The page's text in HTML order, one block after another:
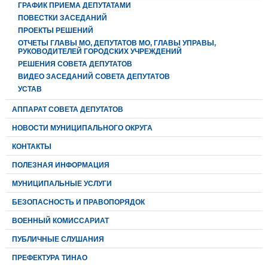
ГРАФИК ПРИЕМА ДЕПУТАТАМИ
ПОВЕСТКИ ЗАСЕДАНИЙ
ПРОЕКТЫ РЕШЕНИЙ
ОТЧЕТЫ ГЛАВЫ МО, ДЕПУТАТОВ МО, ГЛАВЫ УПРАВЫ,
РУКОВОДИТЕЛЕЙ ГОРОДСКИХ УЧРЕЖДЕНИЙ
РЕШЕНИЯ СОВЕТА ДЕПУТАТОВ
ВИДЕО ЗАСЕДАНИЙ СОВЕТА ДЕПУТАТОВ
УСТАВ
АППАРАТ СОВЕТА ДЕПУТАТОВ
НОВОСТИ МУНИЦИПАЛЬНОГО ОКРУГА
КОНТАКТЫ
ПОЛЕЗНАЯ ИНФОРМАЦИЯ
МУНИЦИПАЛЬНЫЕ УСЛУГИ
БЕЗОПАСНОСТЬ И ПРАВОПОРЯДОК
ВОЕННЫЙ КОМИССАРИАТ
ПУБЛИЧНЫЕ СЛУШАНИЯ
ПРЕФЕКТУРА ТИНАО